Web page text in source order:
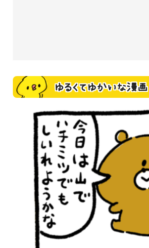
ゆるくてゆかいな漫画